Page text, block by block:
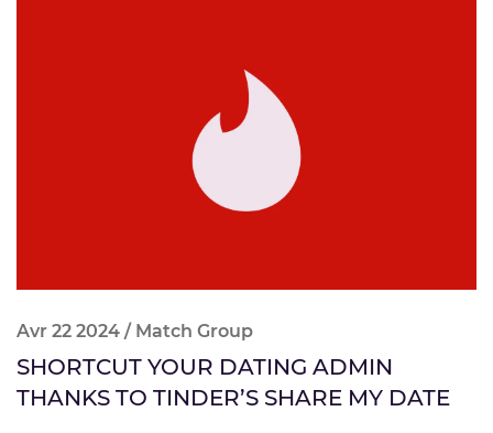
Avr 22 2024 / Match Group
SHORTCUT YOUR DATING ADMIN
THANKS TO TINDER’S SHARE MY DATE